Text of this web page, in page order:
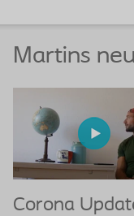
Martins
Corona